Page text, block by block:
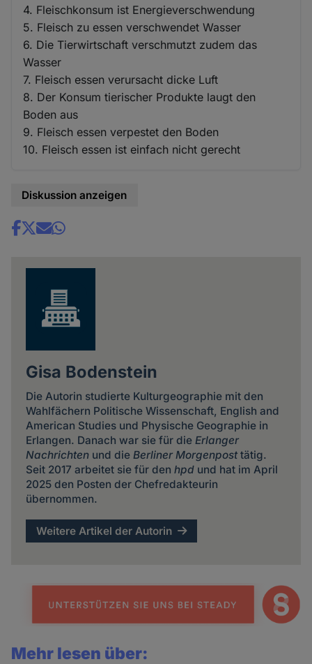
4. Fleischkonsum ist Energieverschwendung
5. Fleisch zu essen verschwendet Wasser
6. Die Tierwirtschaft verschmutzt zudem das
Wasser
7. Fleisch essen verursacht dicke Luft
8. Der Konsum tierischer Produkte laugt den
Boden aus
9. Fleisch essen verpestet den Boden
10. Fleisch essen ist einfach nicht gerecht
Diskussion anzeigen
Share
Gisa Bodenstein
Die Autorin studierte Kulturgeographie mit den
Wahlfächern Politische Wissenschaft, English and
American Studies und Physische Geographie in
Erlangen. Danach war sie für die Erlanger
Nachrichtenund die Berliner Morgenposttätig.
Seit 2017 arbeitet sie für den hpdund hat im April
2025 den Posten der Chefredakteurin
übernommen.
Weitere Artikel der Autorin
Mehr lesen über: